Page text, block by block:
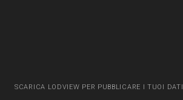
SCARICA LODVIEW PER PUBBLICARE I TUOI DATI